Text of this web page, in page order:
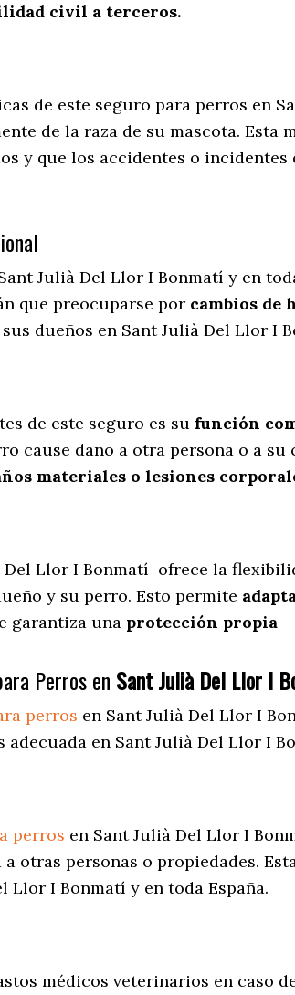
civil a terceros.
de este seguro para perros en
de la raza de su mascota.
y que los accidentes o
Julià Del Llor I Bonmatí y en
que preocuparse por cambios de
dueños en Sant Julià Del Llor I
de este seguro es su función
cause daño a otra persona o a
materiales o lesiones
Del Llor I Bonmatí ofrece la
y su perro. Esto permite
garantiza una protección propia
Perros en Sant Julià Del Llor I
perros en Sant Julià Del Llor I
en Sant Julià Del Llor I
perros en Sant Julià Del Llor I
otras personas o propiedades.
Llor I Bonmatí y en toda España.
médicos veterinarios en caso